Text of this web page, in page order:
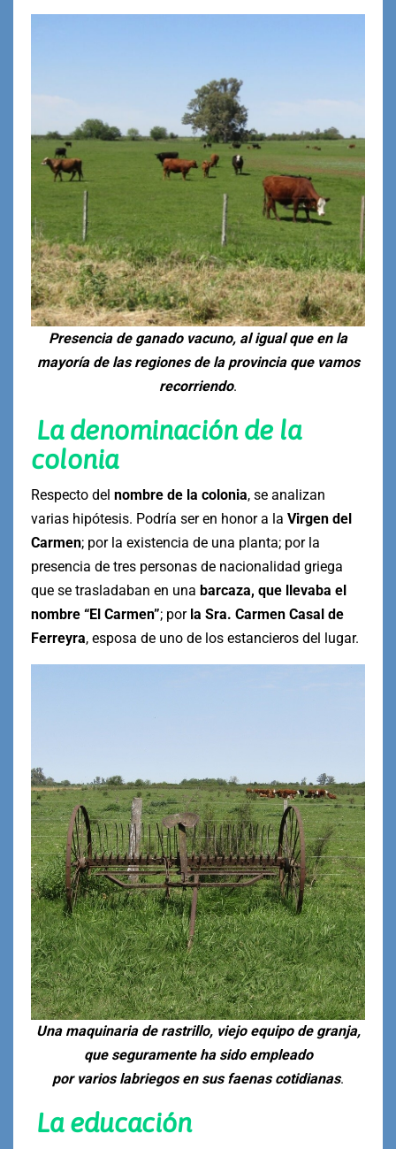
Presencia de ganado vacuno, al igual que en la
mayoría de las regiones de la provincia que vamos
recorriendo.
La denominación de la
colonia
Respecto del nombre de la colonia, se analizan
varias hipótesis. Podría ser en honor a la Virgen del
Carmen; por la existencia de una planta; por la
presencia de tres personas de nacionalidad griega
que se trasladaban en una barcaza, que llevaba el
nombre “El Carmen”; por la Sra. Carmen Casal de
Ferreyra, esposa de uno de los estancieros del lugar.
Una maquinaria de rastrillo, viejo equipo de granja,
que seguramente ha sido empleado
por varios labriegos en sus faenas cotidianas.
La educación